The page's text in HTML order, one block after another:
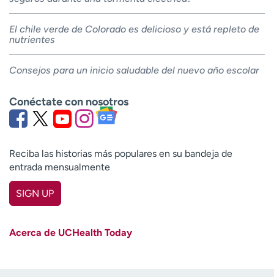
El chile verde de Colorado es delicioso y está repleto de
nutrientes
Consejos para un inicio saludable del nuevo año escolar
Conéctate con nosotros
Reciba las historias más populares en su bandeja de
entrada mensualmente
SIGN UP
Acerca de UCHealth Today